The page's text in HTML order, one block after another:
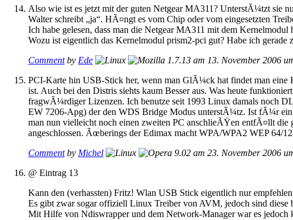
Also wie ist es jetzt mit der guten Netgear MA311? UnterstÃ¼tzt sie
Walter schreibt „ja“. HÃ¤ngt es vom Chip oder vom eingesetzten
Ich habe gelesen, dass man die Netgear MA311 mit dem
Wozu ist eigentlich das Kernelmodul prism2-pci gut? Habe ich gerade
Commentby Ede
am 13. November 2006
PCI-Karte hin USB-Stick her, wenn man GlÃ¼ck hat findet man eine
ist. Auch bei den Distris siehts kaum Besser aus. Was heute
fragwÃ¼rdiger Lizenzen. Ich benutze seit 1993 Linux damals noch
EW 7206-Apg) der den WDS Bridge Modus unterstÃ¼tz. Ist fÃ¼r ein
man nun vielleicht noch einen zweiten PC anschlieÃŸen entfÃ¤llt die
angeschlossen. Ãœberings der Edimax macht WPA/WPA2 WEP 64/
Commentby Michel
am 23. November 2006
@ Eintrag 13
Kann den (verhassten) Fritz! Wlan USB Stick eigentlich nur
Es gibt zwar sogar offiziell Linux Treiber von AVM, jedoch sind
Mit Hilfe von Ndiswrapper und dem Network-Manager war es